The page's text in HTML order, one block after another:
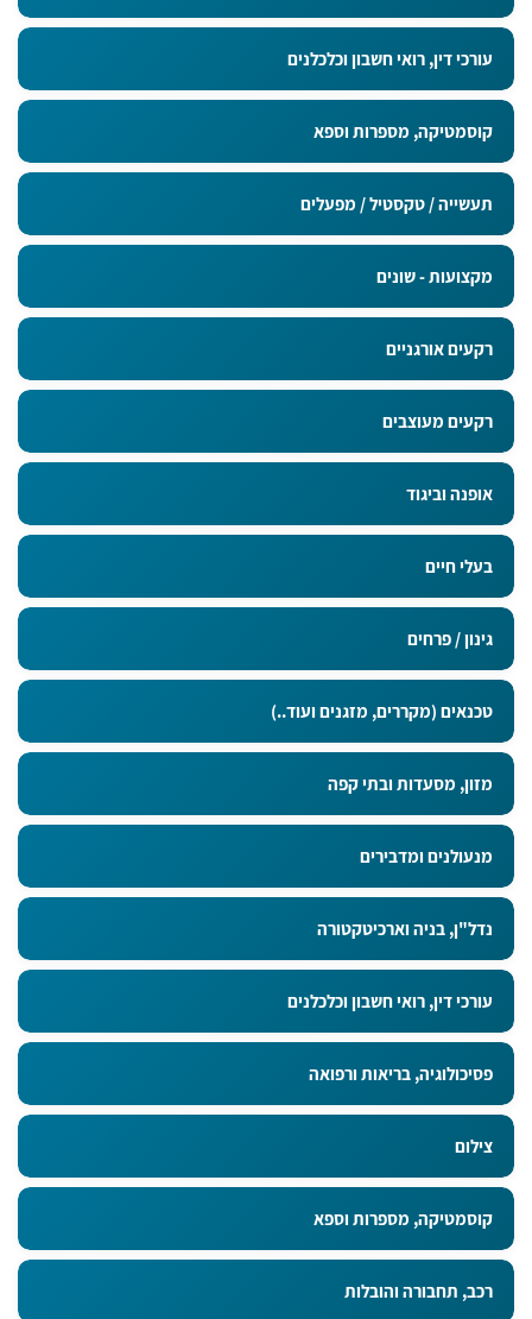
עורכי דין, רואי חשבון וכלכלנים
קוסמטיקה, מספרות וספא
תעשייה / טקסטיל / מפעלים
מקצועות - שונים
רקעים אורגניים
רקעים מעוצבים
אופנה וביגוד
בעלי חיים
גינון / פרחים
טכנאים (מקררים, מזגנים ועוד..)
מזון, מסעדות ובתי קפה
מנעולנים ומדבירים
נדל"ן, בניה וארכיטקטורה
עורכי דין, רואי חשבון וכלכלנים
פסיכולוגיה, בריאות ורפואה
צילום
קוסמטיקה, מספרות וספא
רכב, תחבורה והובלות